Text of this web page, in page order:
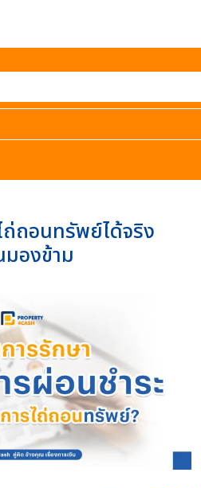
ถอนทรัพย์ได้จริง
องข้าม